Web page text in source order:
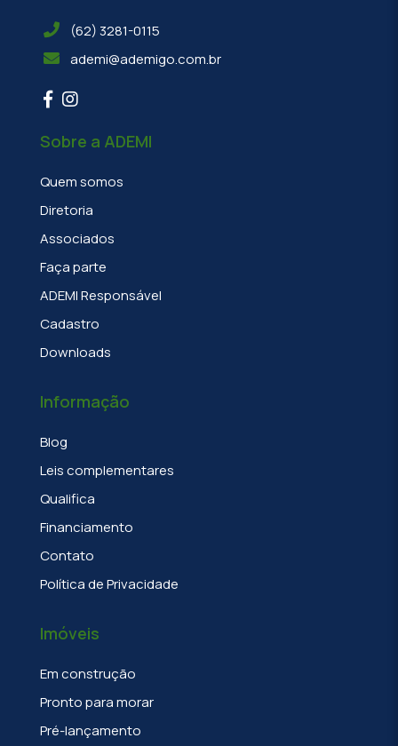
(62) 3281-0115
ademi@ademigo.com.br
Sobre a ADEMI
Quem somos
Diretoria
Associados
Faça parte
ADEMI Responsável
Cadastro
Downloads
Informação
Blog
Leis complementares
Qualifica
Financiamento
Contato
Política de Privacidade
Imóveis
Em construção
Pronto para morar
Pré-lançamento